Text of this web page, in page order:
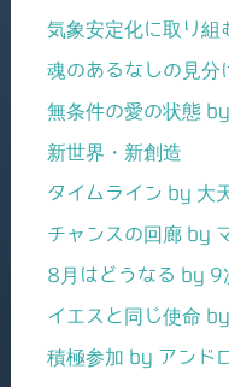
気象安定化に取り組
魂のあるなしの見分
無条件の愛の状態
新世界・新創造
タイムライン by 大
チャンスの回廊 by
8月はどうなる by 9
イエスと同じ使命
積極参加 by アンド